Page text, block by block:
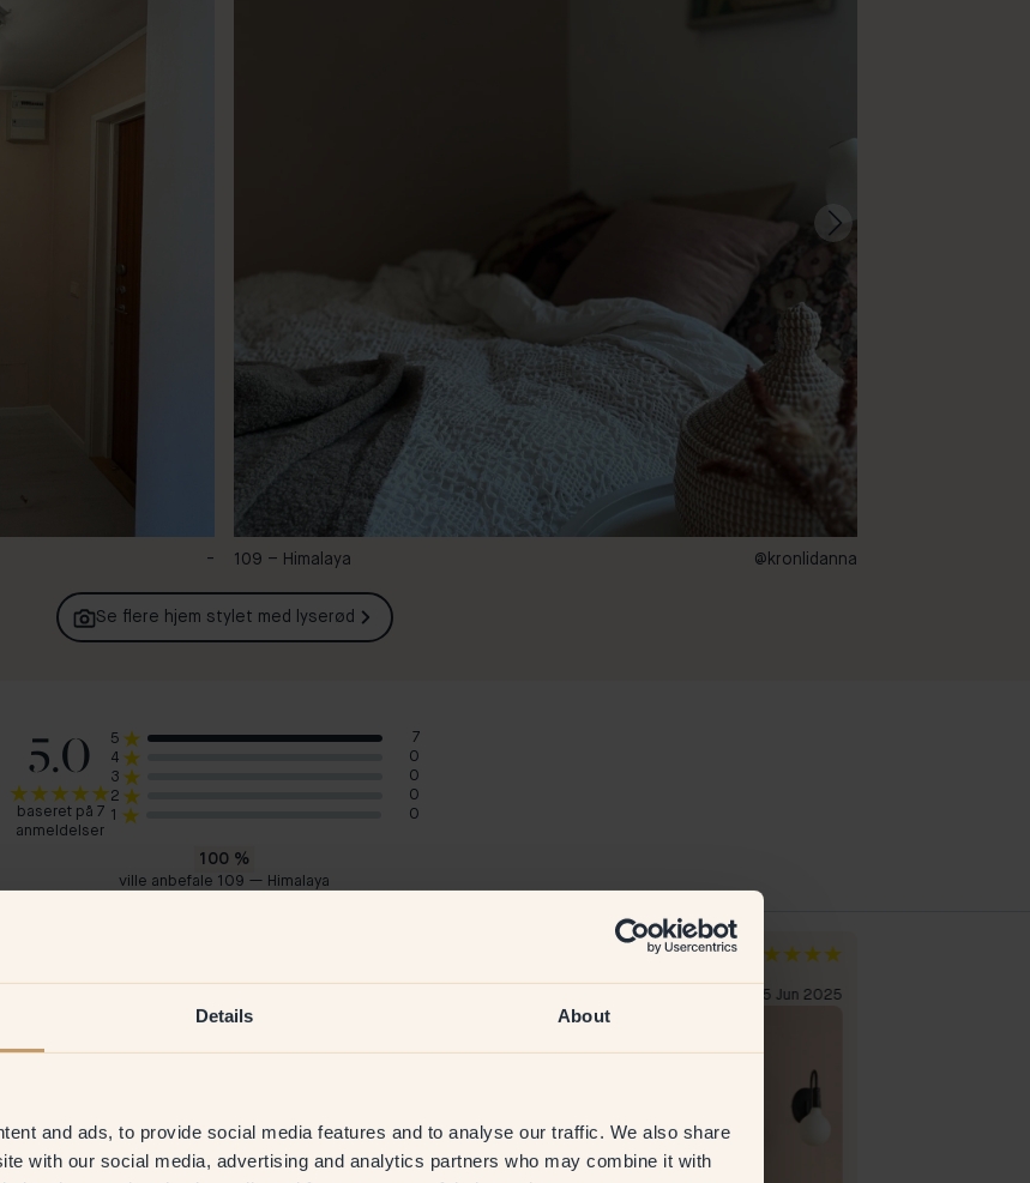
Details About
and ads, to provide social media features and to analyse our traffic. We also share
with our social media, advertising and analytics partners who may combine it with
- 109 – Himalaya @kronlidanna
Se flere hjem stylet med lyserød
5.0
baseret på 7
anmeldelser
5
7
4
0
3
0
2
0
1
0
100 %
ville anbefale 109 — Himalaya
15 Jun 2025